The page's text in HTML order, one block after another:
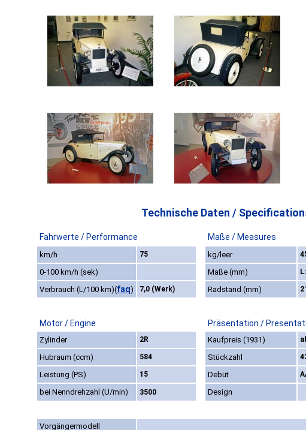
Technische Daten /
Fahrwerte / Performance Maße / Measures
km/h 75 kg/leer
0-100 km/h (sek) Maße (mm)
Verbrauch (L/100 km)(faq) 7,0 (Werk) Radstand (mm)
Motor / Engine Präsentation /
Zylinder 2R Kaufpreis (1931)
Hubraum (ccm) 584 Stückzahl
Leistung (PS) 15 Debüt
bei Nenndrehzahl (U/min) 3500 Design
Vorgängermodell